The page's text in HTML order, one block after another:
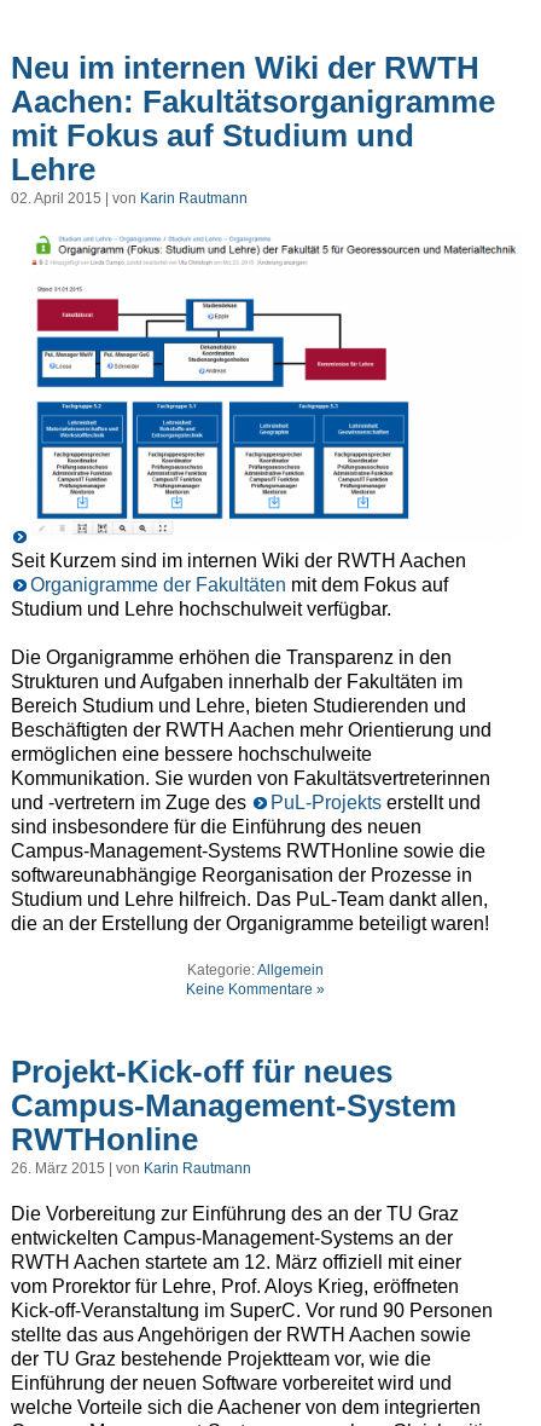
Neu im internen Wiki der RWTH
Aachen: Fakultätsorganigramme
mit Fokus auf Studium und
Lehre
02. April 2015 | von Karin Rautmann
Seit Kurzem sind im internen Wiki der RWTH Aachen
Organigramme der Fakultäten mit dem Fokus auf
Studium und Lehre hochschulweit verfügbar.
Die Organigramme erhöhen die Transparenz in den
Strukturen und Aufgaben innerhalb der Fakultäten im
Bereich Studium und Lehre, bieten Studierenden und
Beschäftigten der RWTH Aachen mehr Orientierung und
ermöglichen eine bessere hochschulweite
Kommunikation. Sie wurden von Fakultätsvertreterinnen
und -vertretern im Zuge des
PuL-Projektserstellt und
sind insbesondere für die Einführung des neuen
Campus-Management-Systems RWTHonline sowie die
softwareunabhängige Reorganisation der Prozesse in
Studium und Lehre hilfreich. Das PuL-Team dankt allen,
die an der Erstellung der Organigramme beteiligt waren!
Kategorie:Allgemein
Keine Kommentare »
Projekt-Kick-off für neues
Campus-Management-System
RWTHonline
26. März 2015 | von Karin Rautmann
Die Vorbereitung zur Einführung des an der TU Graz
entwickelten Campus-Management-Systems an der
RWTH Aachen startete am 12. März offiziell mit einer
vom Prorektor für Lehre, Prof. Aloys Krieg, eröffneten
Kick-off-Veranstaltung im SuperC. Vor rund 90 Personen
stellte das aus Angehörigen der RWTH Aachen sowie
der TU Graz bestehende Projektteam vor, wie die
Einführung der neuen Software vorbereitet wird und
welche Vorteile sich die Aachener von dem integrierten